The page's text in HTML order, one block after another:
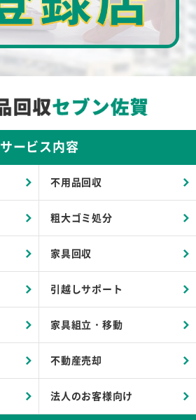
サービス内容
不用品回収
粗大ゴミ処分
家具回収
引越しサポート
家具組立・移動
不動産売却
法人のお客様向け